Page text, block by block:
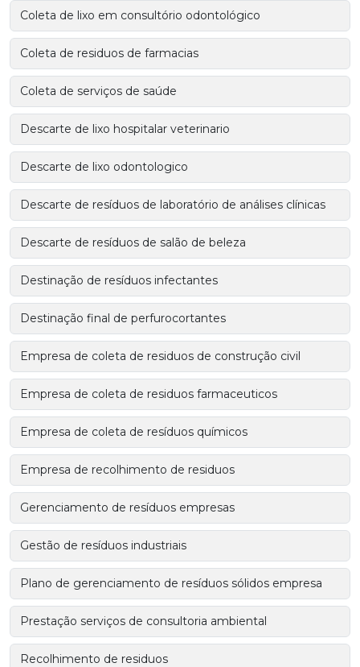
Coleta de lixo em consultório odontológico
Coleta de residuos de farmacias
Coleta de serviços de saúde
Descarte de lixo hospitalar veterinario
Descarte de lixo odontologico
Descarte de resíduos de laboratório de análises clínicas
Descarte de resíduos de salão de beleza
Destinação de resíduos infectantes
Destinação final de perfurocortantes
Empresa de coleta de residuos de construção civil
Empresa de coleta de residuos farmaceuticos
Empresa de coleta de resíduos químicos
Empresa de recolhimento de residuos
Gerenciamento de resíduos empresas
Gestão de resíduos industriais
Plano de gerenciamento de resíduos sólidos empresa
Prestação serviços de consultoria ambiental
Recolhimento de residuos